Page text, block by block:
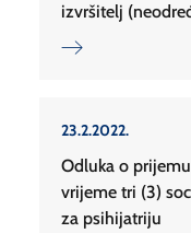
izvršitelj
23.2.2022.
Odluka o
vrijeme tri (3)
za psihijatriju